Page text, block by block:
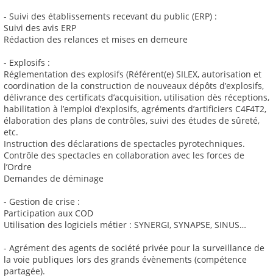
- Suivi des établissements recevant du public (ERP) :
Suivi des avis ERP
Rédaction des relances et mises en demeure
- Explosifs :
Réglementation des explosifs (Référent(e) SILEX, autorisation et
coordination de la construction de nouveaux dépôts d’explosifs,
délivrance des certificats d’acquisition, utilisation dès réceptions,
habilitation à l’emploi d’explosifs, agréments d’artificiers C4F4T2,
élaboration des plans de contrôles, suivi des études de sûreté,
etc.
Instruction des déclarations de spectacles pyrotechniques.
Contrôle des spectacles en collaboration avec les forces de
l’Ordre
Demandes de déminage
- Gestion de crise :
Participation aux COD
Utilisation des logiciels métier : SYNERGI, SYNAPSE, SINUS…
- Agrément des agents de société privée pour la surveillance de
la voie publiques lors des grands évènements (compétence
partagée).